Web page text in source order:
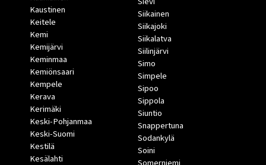
Kaustinen
Keitele
Kemi
Kemijärvi
Keminmaa
Kemiönsaari
Kempele
Kerava
Kerimäki
Keski-Pohjanmaa
Keski-Suomi
Kestilä
Kesälahti
Siikainen
Siikajoki
Siikalatva
Siilinjärvi
Simo
Simpele
Sipoo
Sippola
Siuntio
Snappertuna
Sodankylä
Soini